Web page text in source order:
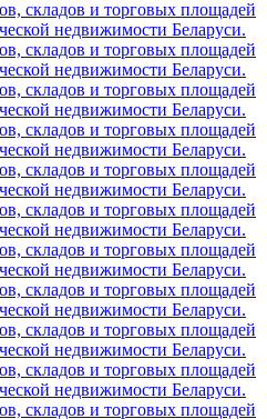
складов и торговых площадей
недвижимости Беларуси.
складов и торговых площадей
недвижимости Беларуси.
складов и торговых площадей
недвижимости Беларуси.
складов и торговых площадей
недвижимости Беларуси.
складов и торговых площадей
недвижимости Беларуси.
складов и торговых площадей
недвижимости Беларуси.
складов и торговых площадей
недвижимости Беларуси.
складов и торговых площадей
недвижимости Беларуси.
складов и торговых площадей
недвижимости Беларуси.
складов и торговых площадей
недвижимости Беларуси.
складов и торговых площадей